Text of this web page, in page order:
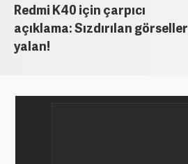
Redmi K40 için çarpıcı
açıklama: Sızdırılan görseller
yalan!